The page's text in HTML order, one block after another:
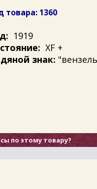
товара: 1360
1919
XF +
знак:
по этому товару?